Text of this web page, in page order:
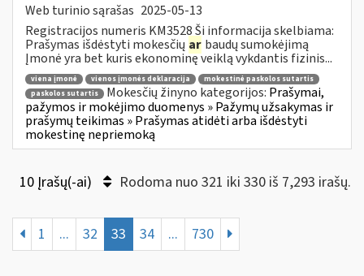
Web turinio sąrašas 2025-05-13
Registracijos numeris KM3528 Ši informacija skelbiama:
Prašymas išdėstyti mokesčių ar baudų sumokėjimą
Įmonė yra bet kuris ekonominę veiklą vykdantis fizinis...
viena įmonė vienos įmonės deklaracija
mokestinė paskolos sutartis
paskolos sutartis
Mokesčių žinyno kategorijos: Prašymai,
pažymos ir mokėjimo duomenys » Pažymų užsakymas ir
prašymų teikimas » Prašymas atidėti arba išdėstyti
mokestinę nepriemoką
10 Įrašų(-ai) Rodoma nuo 321 iki 330 iš 7,293 irašų.
1 ... 32 33 34 ... 730